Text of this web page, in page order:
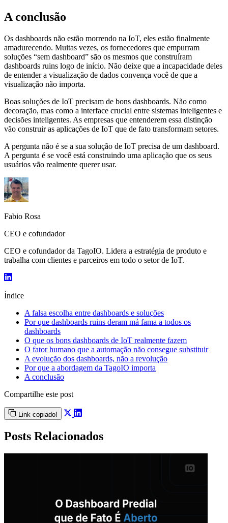
A conclusão
Os dashboards não estão morrendo na IoT, eles estão finalmente
amadurecendo. Muitas vezes, os fornecedores que empurram
soluções “sem dashboard” são os mesmos que construíram
dashboards ruins logo de início. Não deixe que a incapacidade deles
de entender a visualização de dados convença você de que a
visualização não importa.
Boas soluções de IoT precisam de bons dashboards. Não como
decoração, mas como a interface crucial entre sistemas inteligentes e
decisões inteligentes. As empresas que entenderem essa distinção
vão construir as aplicações de IoT que de fato transformam setores.
A pergunta não é se a sua solução de IoT precisa de um dashboard.
A pergunta é se você está construindo uma aplicação que os seus
usuários vão realmente querer usar.
Fabio Rosa
CEO e cofundador
CEO e cofundador da TagoIO. Lidera a estratégia de produto e
trabalha com clientes e parceiros em todo o setor de IoT.
Índice
A falsa escolha entre dashboards e soluções
Por que dashboards ruins deram má fama a todos os
dashboards
O que os bons dashboards de IoT realmente fazem
O fator humano que a automação não consegue substituir
A evolução dos dashboards, não a revolução
Por que a abordagem da TagoIO importa
A conclusão
Compartilhe este post
Link copiado!
Posts Relacionados